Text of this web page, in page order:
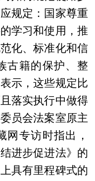
规定：国家尊重
学习和使用，推
化、标准化和信
古籍的保护、整
示，这些规定比
落实执行中做得
员会法案室原主
网专访时指出，
进步促进法》的
具有里程碑式的